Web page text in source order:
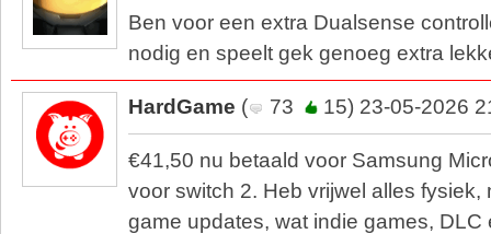
Ben voor een extra Dualsense
nodig en speelt gek genoeg extra
HardGame ( 73 15) 23-05-2026
€41,50 nu betaald voor Samsung
voor switch 2. Heb vrijwel alles fysiek,
game updates, wat indie games, DLC